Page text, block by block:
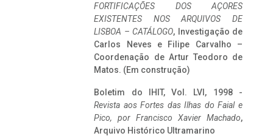
FORTIFICAÇÕES DOS AÇORES
EXISTENTES NOS ARQUIVOS DE
LISBOA – CATÁLOGO, Investigação de
Carlos Neves e Filipe Carvalho –
Coordenação de Artur Teodoro de
Matos. (Em construção)
Boletim do IHIT, Vol. LVI, 1998 -
Revista aos Fortes das Ilhas do Faial e
Pico, por Francisco Xavier Machado,
Arquivo Histórico Ultramarino